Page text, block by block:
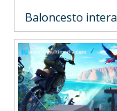
Baloncesto